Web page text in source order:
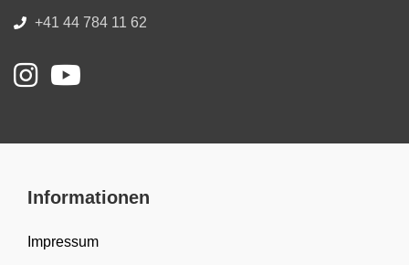
+41 44 784 11 62
Informationen
Impressum